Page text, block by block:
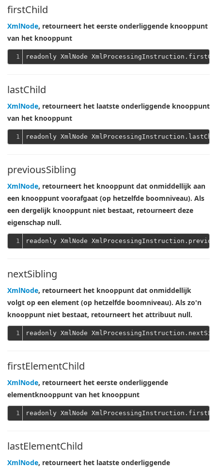
firstChild
XmlNode, retourneert het eerste onderliggende knooppunt
van het knooppunt
1
lastChild
XmlNode, retourneert het laatste onderliggende knooppunt
van het knooppunt
1
previousSibling
XmlNode, retourneert het knooppunt dat onmiddellijk aan
een knooppunt voorafgaat (op hetzelfde boomniveau). Als
een dergelijk knooppunt niet bestaat, retourneert deze
eigenschap null.
1
nextSibling
XmlNode, retourneert het knooppunt dat onmiddellijk
volgt op een element (op hetzelfde boomniveau). Als zo'n
knooppunt niet bestaat, retourneert het attribuut null.
1
firstElementChild
XmlNode, retourneert het eerste onderliggende
elementknooppunt van het knooppunt
1
lastElementChild
XmlNode, retourneert het laatste onderliggende